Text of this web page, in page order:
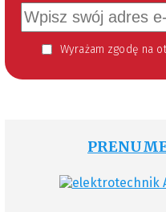
Wyrażam zgodę na otrzymywanie informacji handlowej kierowanej do mnie za pomocą środków komunikacji elektronicznej w szczególności poczty elektronicznej zgodnie z przepisem art. 10 ust 2 ustawy z dnia 18